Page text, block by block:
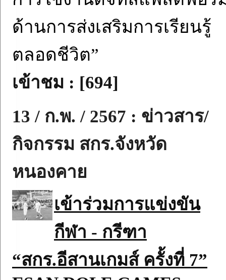
ด้านการส่งเสริมการเรียนรู้
ตลอดชีวิต”
เข้าชม : [694]
13 / ก.พ. / 2567 : ข่าวสาร/
กิจกรรม สกร.จังหวัด
หนองคาย
เข้าร่วมการแข่งขัน
กีฬา - กรีฑา
“สกร.อีสานเกมส์ ครั้งที่ 7”